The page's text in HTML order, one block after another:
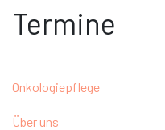
Termine
Onkologiepflege
Über uns